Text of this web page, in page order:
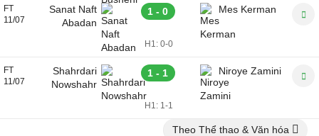
FT
11/07
Sanat Naft
Abadan
1 - 0 Mes Kerman
H1:0-0
FT
11/07
Shahrdari
Nowshahr
1 - 1 Niroye Zamini
H1:1-1
Theo Thể thao & Văn hóa